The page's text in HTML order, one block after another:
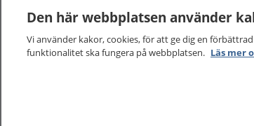
Den här webbplatsen använder
Vi använder kakor, cookies, för att ge dig en
funktionalitet ska fungera på webbplatsen. Läs mer